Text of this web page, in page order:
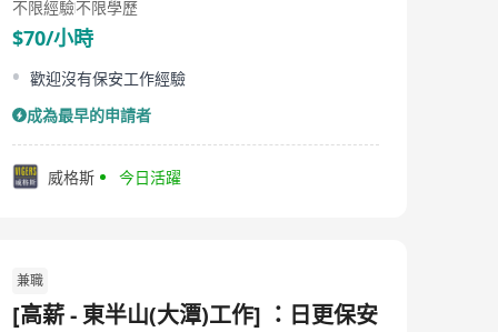
不限經驗不限學歷
$70/小時
歡迎沒有保安工作經驗
成為最早的申請者
威格斯 今日活躍
兼職
[高薪 - 東半山(大潭)工作] ：日更保安